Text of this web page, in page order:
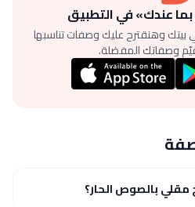
عندك» في التطبيق
وهنقترح عليك وصفات تناسبها
وصفاتك المفضلة.
بالصوص الحار؟